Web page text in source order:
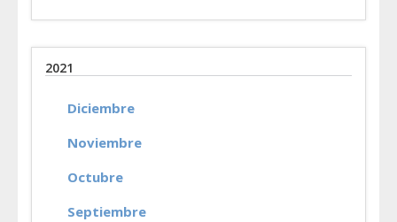
2021
Diciembre
Noviembre
Octubre
Septiembre